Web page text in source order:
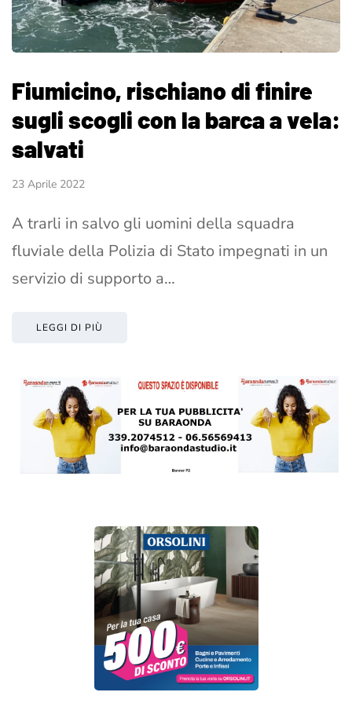
Fiumicino, rischiano di finire
sugli scogli con la barca a vela:
salvati
23 Aprile 2022
A trarli in salvo gli uomini della squadra
fluviale della Polizia di Stato impegnati in un
servizio di supporto a…
LEGGI DI PIÙ